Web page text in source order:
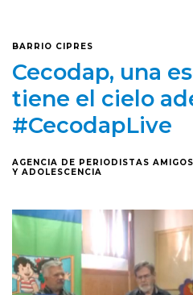
BARRIO CIPRES
Cecodap, una
tiene el cielo
#CecodapLive
AGENCIA DE PERIODISTAS
Y ADOLESCENCIA